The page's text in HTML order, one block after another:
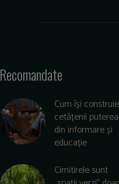
Recomandate
Cum își
cetățenii puterea
din informare și
educație
Cimitirele sunt